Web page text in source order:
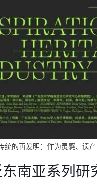
统的再发明：作为灵感、遗
南亚系列研